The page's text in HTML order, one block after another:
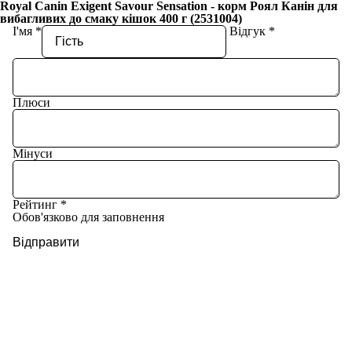
Royal Canin Exigent Savour Sensation - корм Роял Канін для
вибагливих до смаку кішок 400 г (2531004)
І'мя
Відгук
Плюси
Мінуси
Рейтинг
Обов'язково для заповнення
Відправити